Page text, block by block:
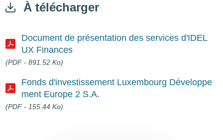
À télécharger
Document
Document de présentation des services d'IDEL
UX Finances
(PDF - 891.52 Ko)
Document
Fonds d'investissement Luxembourg Développe
ment Europe 2 S.A.
(PDF - 155.44 Ko)